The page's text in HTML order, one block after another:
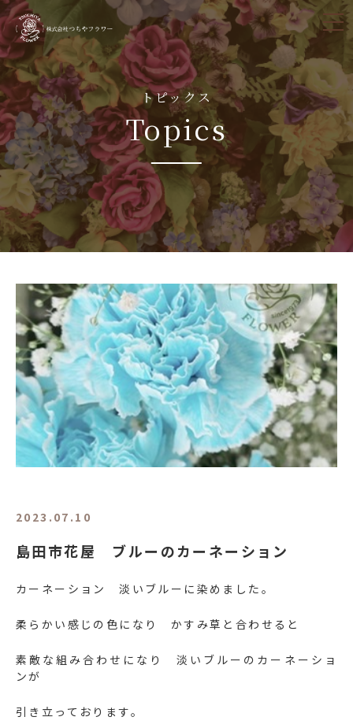
トピックス
Topics
2023.07.10
島田市花屋 ブルーのカーネーション
カーネーション 淡いブルーに染めました。
柔らかい感じの色になり かすみ草と合わせると
素敵な組み合わせになり 淡いブルーのカーネーショ
ンが
引き立っております。